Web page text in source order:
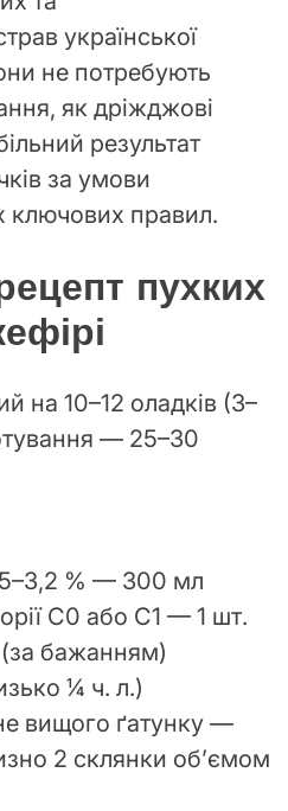
української
не потребують
як дріжджові
результат
за умови
ключових правил.
пухких
на 10–12 оладків (3–
— 25–30
% — 300 мл
С0 або С1 — 1 шт.
бажанням)
¼ ч. л.)
вищого ґатунку —
2 склянки об’ємом